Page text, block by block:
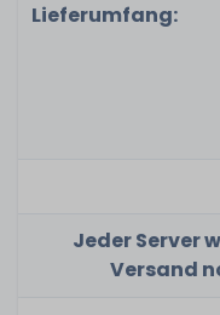
Lieferumfang:
Jeder Server
Versand